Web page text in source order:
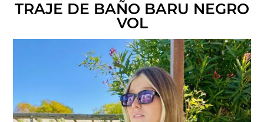
TRAJE DE BAÑO BARU NEGRO
VOL